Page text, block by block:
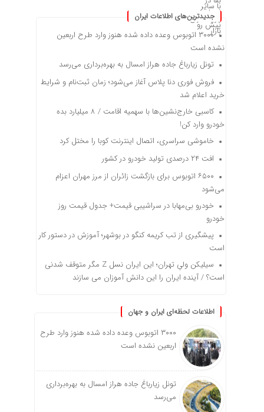
جدیدترین‌های اطلاعات ایران
۳۰۰۰ اتوبوس وعده داده شده هنوز وارد طرح اربعین
نشده است
تونل زیارباغ جاده هراز امسال به بهره‌برداری می‌رسد
فروش فوری دنا پلاس آغاز می‌شود؛ زمان ثبت‌نام و شرایط
خرید اعلام شد
کاسبی خارج‌نشین‌ها با سهمیه اقامت / ۸ میلیارد بده
خودرو وارد کن!
خاموشی سراسری، اتصال اینترنت کوبا را مختل کرد
افت ۲۴ درصدی تولید خودرو در کشور
۶۵۰۰ اتوبوس برای بازگشت زائران از مرز مهران اعزام
می‌شود
خودرو بی‌مهابا در سراشیبی قیمت+ جدول قیمت روز
خودرو
پیشگیری از تب کریمه کنگو در بوشهر؛ آموزش در دستور کار
است
سیلیکن ولیِ تهران؛ این ایران نسل Z مگر متوقف شدنی
است؟ / آینده ایران را این دانش آموزان می سازند
اطلاعات لحظه‌ای ایران و جهان
۳۰۰۰ اتوبوس وعده داده شده هنوز وارد طرح
اربعین نشده است
تونل زیارباغ جاده هراز امسال به بهره‌برداری
می‌رسد